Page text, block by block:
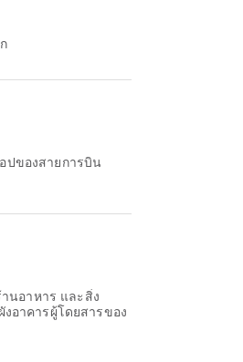
นอาหาร และสิ่ง
อาคารผู้โดยสารของ